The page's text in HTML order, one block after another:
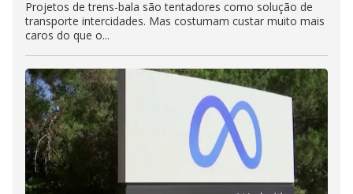
Projetos de trens-bala são tentadores como solução de
transporte intercidades. Mas costumam custar muito mais
caros do que o...